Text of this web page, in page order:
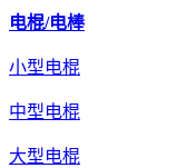
电棍/电棒
小型电棍
中型电棍
大型电棍